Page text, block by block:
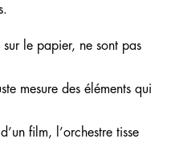
le papier, ne sont pas
mesure des éléments qui
film, l’orchestre tisse